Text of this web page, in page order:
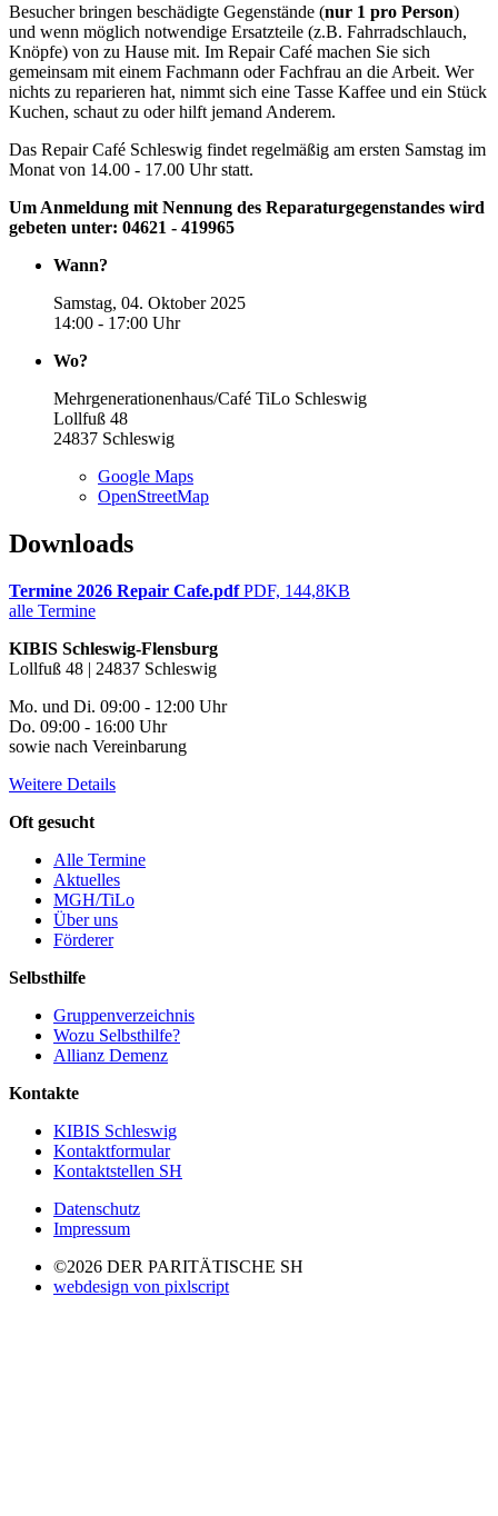
Besucher bringen beschädigte Gegenstände (nur 1 pro Person)
und wenn möglich notwendige Ersatzteile (z.B. Fahrradschlauch,
Knöpfe) von zu Hause mit. Im Repair Café machen Sie sich
gemeinsam mit einem Fachmann oder Fachfrau an die Arbeit. Wer
nichts zu reparieren hat, nimmt sich eine Tasse Kaffee und ein Stück
Kuchen, schaut zu oder hilft jemand Anderem.
Das Repair Café Schleswig findet regelmäßig am ersten Samstag im
Monat von 14.00 - 17.00 Uhr statt.
Um Anmeldung mit Nennung des Reparaturgegenstandes wird
gebeten unter: 04621 - 419965
Wann?
Samstag, 04. Oktober 2025
14:00 - 17:00 Uhr
Wo?
Mehrgenerationenhaus/Café TiLo Schleswig
Lollfuß 48
24837 Schleswig
Google Maps
OpenStreetMap
Downloads
Termine 2026 Repair Cafe.pdf PDF, 144,8KB
alle Termine
KIBIS Schleswig-Flensburg
Lollfuß 48 | 24837 Schleswig
Mo. und Di. 09:00 - 12:00 Uhr
Do. 09:00 - 16:00 Uhr
sowie nach Vereinbarung
Weitere Details
Oft gesucht
Alle Termine
Aktuelles
MGH/TiLo
Über uns
Förderer
Selbsthilfe
Gruppenverzeichnis
Wozu Selbsthilfe?
Allianz Demenz
Kontakte
KIBIS Schleswig
Kontaktformular
Kontaktstellen SH
Datenschutz
Impressum
©2026 DER PARITÄTISCHE SH
webdesign von pixlscript